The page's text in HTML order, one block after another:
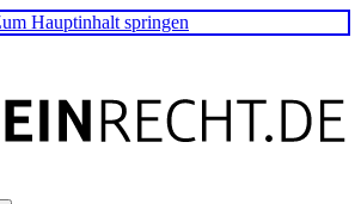
Hauptinhalt springen